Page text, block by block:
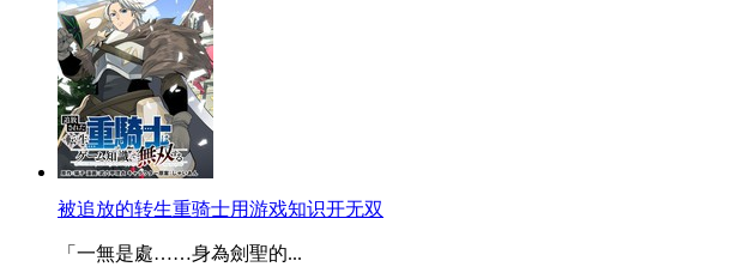
被追放的转生重骑士用游戏知识开无双
「一無是處……身為劍聖的...